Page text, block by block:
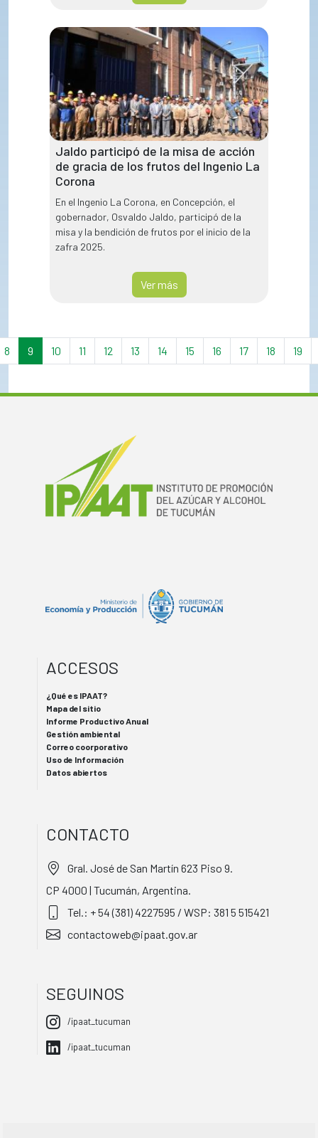
Jaldo participó de la misa de acción
de gracia de los frutos del Ingenio La
Corona
En el Ingenio La Corona, en Concepción, el
gobernador, Osvaldo Jaldo, participó de la
misa y la bendición de frutos por el inicio de la
zafra 2025.
Ver más
8 9 10 11 12 13 14 15 16 17 18 19
ACCESOS
¿Qué es IPAAT?
Mapa del sitio
Informe Productivo Anual
Gestión ambiental
Correo coorporativo
Uso de Información
Datos abiertos
CONTACTO
Gral. José de San Martín 623 Piso 9.
CP 4000 | Tucumán, Argentina.
Tel.: + 54 (381) 4227595 / WSP: 381 5 515421
contactoweb@ipaat.gov.ar
SEGUINOS
/ipaat_tucuman
/ipaat_tucuman